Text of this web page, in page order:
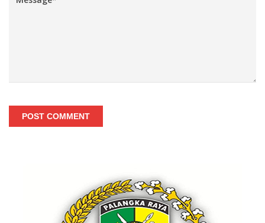
POST COMMENT